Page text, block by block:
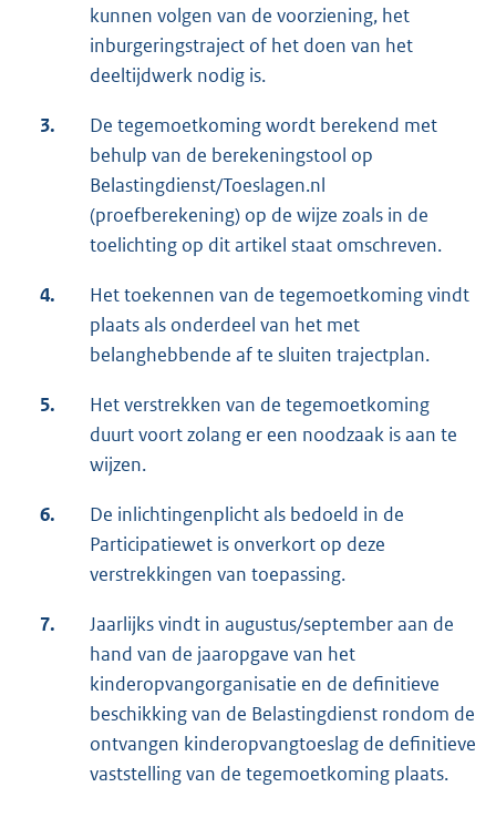
kunnen volgen van de voorziening, het
inburgeringstraject of het doen van het
deeltijdwerk nodig is.
3.
De tegemoetkoming wordt berekend met
behulp van de berekeningstool op
Belastingdienst/Toeslagen.nl
(proefberekening) op de wijze zoals in de
toelichting op dit artikel staat omschreven.
4.
Het toekennen van de tegemoetkoming vindt
plaats als onderdeel van het met
belanghebbende af te sluiten trajectplan.
5.
Het verstrekken van de tegemoetkoming
duurt voort zolang er een noodzaak is aan te
wijzen.
6.
De inlichtingenplicht als bedoeld in de
Participatiewet is onverkort op deze
verstrekkingen van toepassing.
7.
Jaarlijks vindt in augustus/september aan de
hand van de jaaropgave van het
kinderopvangorganisatie en de definitieve
beschikking van de Belastingdienst rondom de
ontvangen kinderopvangtoeslag de definitieve
vaststelling van de tegemoetkoming plaats.